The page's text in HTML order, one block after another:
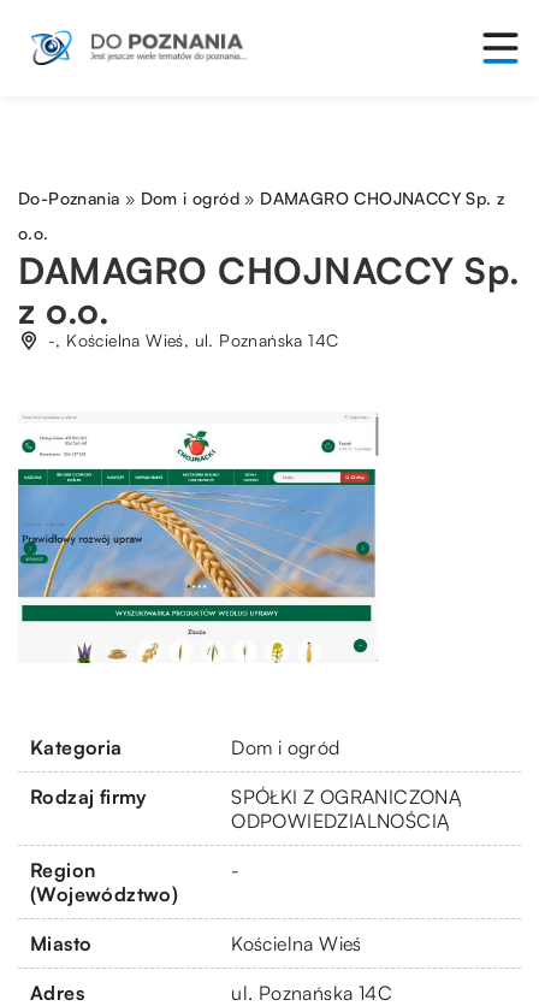
Do-Poznania » Dom i ogród » DAMAGRO CHOJNACCY Sp. z
o.o.
DAMAGRO CHOJNACCY Sp.
z o.o.
-, Kościelna Wieś, ul. Poznańska 14C
Kategoria Dom i ogród
Rodzaj firmy
SPÓŁKI Z OGRANICZONĄ
ODPOWIEDZIALNOŚCIĄ
Region
(Województwo)
-
Miasto Kościelna Wieś
Adres ul. Poznańska 14C